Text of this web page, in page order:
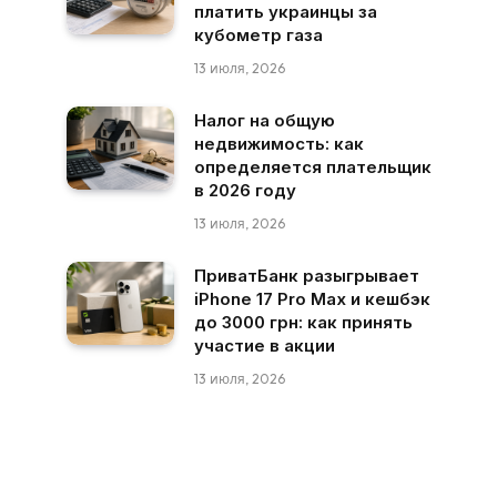
платить украинцы за
кубометр газа
13 июля, 2026
Налог на общую
недвижимость: как
определяется плательщик
в 2026 году
13 июля, 2026
ПриватБанк разыгрывает
iPhone 17 Pro Max и кешбэк
до 3000 грн: как принять
участие в акции
13 июля, 2026